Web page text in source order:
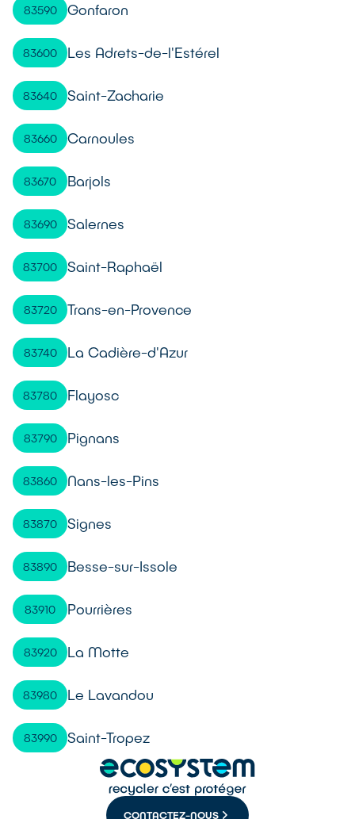
83590 Gonfaron
83600 Les Adrets-de-l'Estérel
83640 Saint-Zacharie
83660 Carnoules
83670 Barjols
83690 Salernes
83700 Saint-Raphaël
83720 Trans-en-Provence
83740 La Cadière-d'Azur
83780 Flayosc
83790 Pignans
83860 Nans-les-Pins
83870 Signes
83890 Besse-sur-Issole
83910 Pourrières
83920 La Motte
83980 Le Lavandou
83990 Saint-Tropez
CONTACTEZ-NOUS